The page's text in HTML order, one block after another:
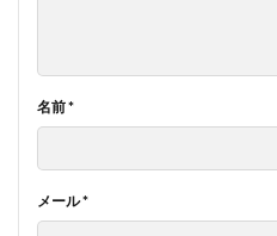
名前*
メール*